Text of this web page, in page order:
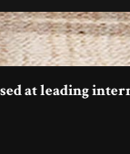
at leading